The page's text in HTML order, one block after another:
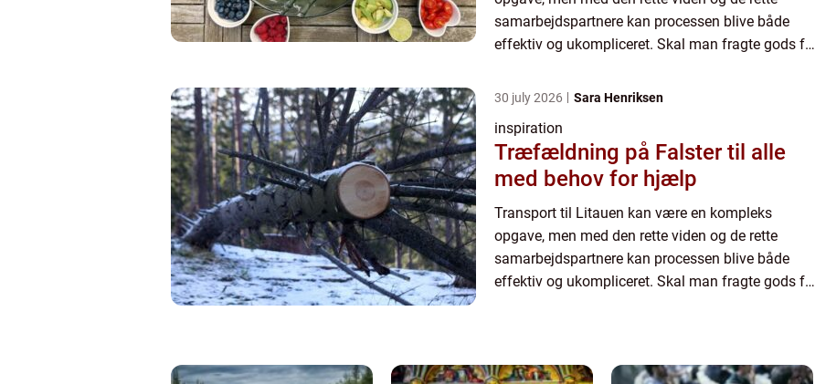
samarbejdspartnere kan processen blive både
effektiv og ukompliceret. Skal man fragte gods fra
transpor...
30 july 2026 Sara Henriksen
inspiration
Træfældning på Falster til alle
med behov for hjælp
Transport til Litauen kan være en kompleks
opgave, men med den rette viden og de rette
samarbejdspartnere kan processen blive både
effektiv og ukompliceret. Skal man fragte gods fra